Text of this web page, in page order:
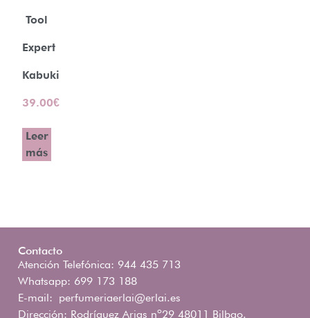
Tool
Expert
Kabuki
39.00€
Leer
más
Contacto
Atención Telefónica: 944 435 713
Whatsapp: 699 173 188
E-mail: perfumeriaerlai@erlai.es
Dirección: Rodríguez Arias nº29 48011 Bilbao.